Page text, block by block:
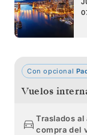
Con opcional
Vuelos
Traslados
compra del